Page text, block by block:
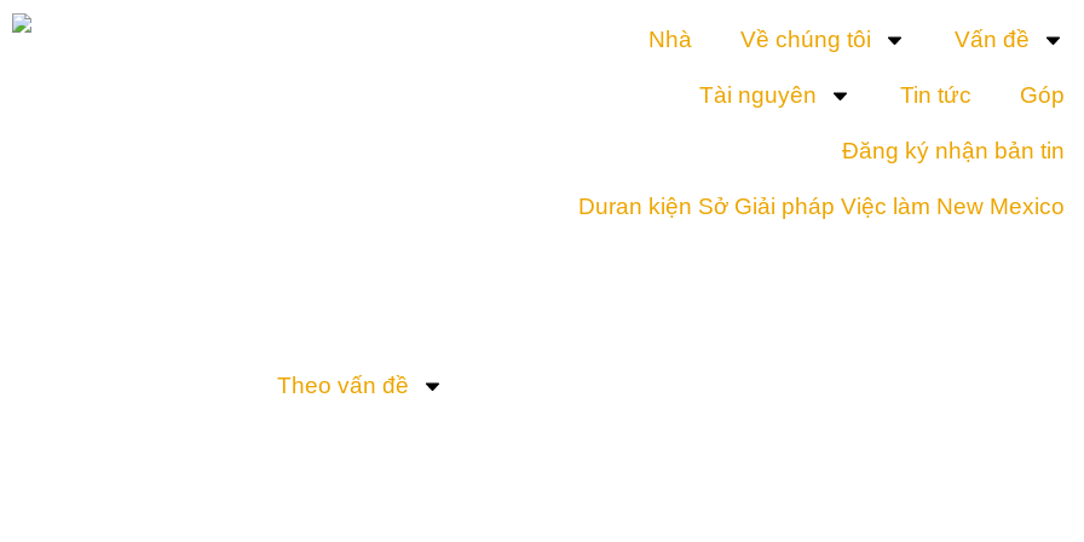
Nhà Về chúng tôi Vấn đề
Tài nguyên Tin tức Góp
Đăng ký nhận bản tin
Duran kiện Sở Giải pháp Việc làm New Mexico
Theo vấn đề